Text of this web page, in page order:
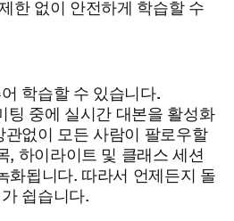
한 없이 안전하게 학습할 수
학습할 수 있습니다.
팅 중에 실시간 대본을 활성화
없이 모든 사람이 팔로우할
, 하이라이트 및 클래스 세션
화됩니다. 따라서 언제든지 돌
쉽습니다.